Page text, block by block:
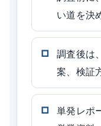
い道を決
調査後は
案、検証
単発レポ